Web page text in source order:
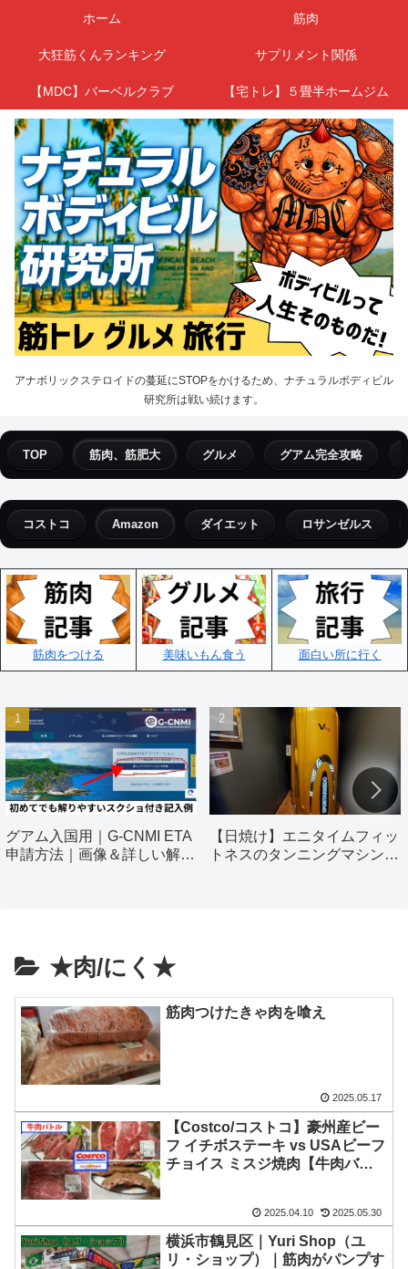
アナボリックステロイドの蔓延にSTOPをかけるため、ナチュラルボディビル
研究所は戦い続けます。
ホーム 筋肉
大狂筋くんランキング サプリメント関係
【MDC】バーベルクラブ 【宅トレ】５畳半ホームジム
TOP 筋肉、筋肥大 グルメ グアム完全攻略
コストコ Amazon ダイエット ロサンゼルス
筋肉をつける 美味いもん食う 面白い所に行く
グアム入国用｜G-CNMI ETA
申請方法｜画像＆詳しい解説
【日焼け】エニタイムフィッ
トネスのタンニングマシン使
★肉/にく★
筋肉つけたきゃ肉を喰え
2025.05.17
【Costco/コストコ】豪州産ビー
フ イチボステーキ vs USAビーフ
チョイス ミスジ焼肉【牛肉バト
2025.04.10 2025.05.30
横浜市鶴見区｜Yuri Shop（ユ
リ・ショップ）｜筋肉がパンプす